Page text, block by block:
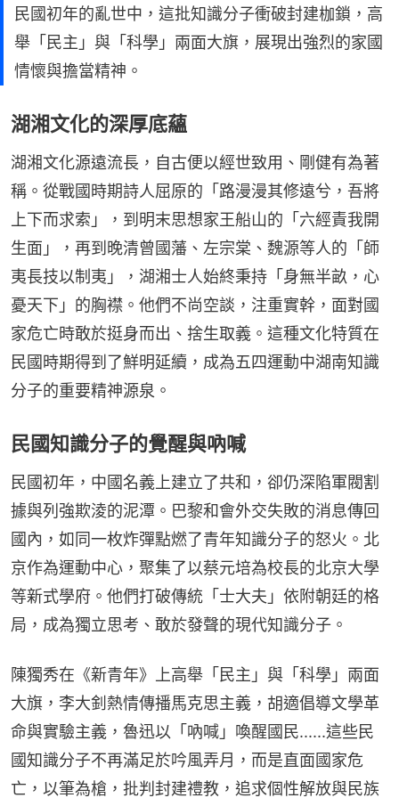
民國初年的亂世中，這批知識分子衝破封建枷鎖，高
舉「民主」與「科學」兩面大旗，展現出強烈的家國
情懷與擔當精神。
湖湘文化的深厚底蘊
湖湘文化源遠流長，自古便以經世致用、剛健有為著
稱。從戰國時期詩人屈原的「路漫漫其修遠兮，吾將
上下而求索」，到明末思想家王船山的「六經責我開
生面」，再到晚清曾國藩、左宗棠、魏源等人的「師
夷長技以制夷」，湖湘士人始終秉持「身無半畝，心
憂天下」的胸襟。他們不尚空談，注重實幹，面對國
家危亡時敢於挺身而出、捨生取義。這種文化特質在
民國時期得到了鮮明延續，成為五四運動中湖南知識
分子的重要精神源泉。
民國知識分子的覺醒與吶喊
民國初年，中國名義上建立了共和，卻仍深陷軍閥割
據與列強欺淩的泥潭。巴黎和會外交失敗的消息傳回
國內，如同一枚炸彈點燃了青年知識分子的怒火。北
京作為運動中心，聚集了以蔡元培為校長的北京大學
等新式學府。他們打破傳統「士大夫」依附朝廷的格
局，成為獨立思考、敢於發聲的現代知識分子。
陳獨秀在《新青年》上高舉「民主」與「科學」兩面
大旗，李大釗熱情傳播馬克思主義，胡適倡導文學革
命與實驗主義，魯迅以「吶喊」喚醒國民......這些民
國知識分子不再滿足於吟風弄月，而是直面國家危
亡，以筆為槍，批判封建禮教，追求個性解放與民族